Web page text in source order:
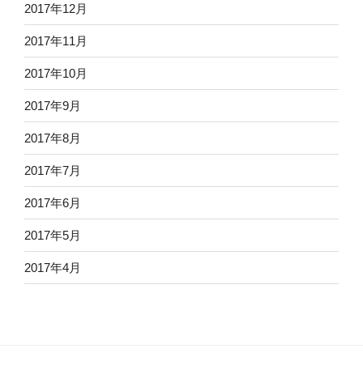
2017年12月
2017年11月
2017年10月
2017年9月
2017年8月
2017年7月
2017年6月
2017年5月
2017年4月